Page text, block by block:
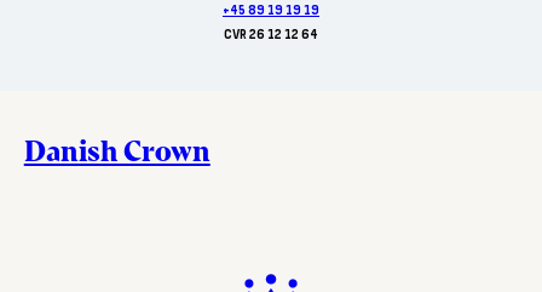
+45 89 19 19 19
CVR 26 12 12 64
Danish Crown